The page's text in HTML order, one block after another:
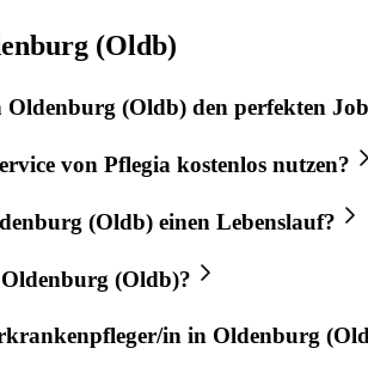
(Oldb)
Oldenburg (Oldb) den perfekten Job
von Pflegia kostenlos nutzen?
(Oldb) einen Lebenslauf?
Oldenburg (Oldb)?
in in Oldenburg